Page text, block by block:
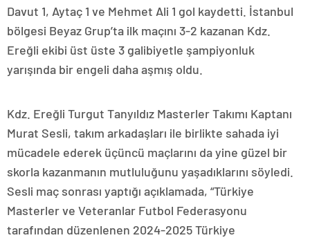
Davut 1, Aytaç 1 ve Mehmet Ali 1 gol kaydetti. İstanbul
bölgesi Beyaz Grup’ta ilk maçını 3-2 kazanan Kdz.
Ereğli ekibi üst üste 3 galibiyetle şampiyonluk
yarışında bir engeli daha aşmış oldu.
Kdz. Ereğli Turgut Tanyıldız Masterler Takımı Kaptanı
Murat Sesli, takım arkadaşları ile birlikte sahada iyi
mücadele ederek üçüncü maçlarını da yine güzel bir
skorla kazanmanın mutluluğunu yaşadıklarını söyledi.
Sesli maç sonrası yaptığı açıklamada, “Türkiye
Masterler ve Veteranlar Futbol Federasyonu
tarafından düzenlenen 2024-2025 Türkiye